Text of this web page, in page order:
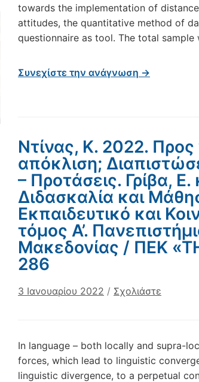
towards the implementation of
attitudes, the quantitative method of
questionnaire as tool. The total sample
Συνεχίστε την ανάγνωση →
Ντίνας, Κ. 2022.
απόκλιση;
– Προτάσεις. Γρίβα,
Διδασκαλία και
Εκπαιδευτικό και
τόμος Α’.
Μακεδονίας / ΠΕΚ
286
3 Ιανουαρίου 2022 / Σχολιάστε
In language – both locally and supra-
forces, which lead to linguistic
linguistic divergence, to a perpetual